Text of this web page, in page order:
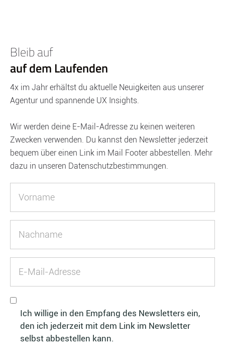
Bleib auf
auf dem Laufenden
4x im Jahr erhältst du aktuelle Neuigkeiten aus unserer
Agentur und spannende UX Insights.
Wir werden deine E-Mail-Adresse zu keinen weiteren
Zwecken verwenden. Du kannst den Newsletter jederzeit
bequem über einen Link im Mail Footer abbestellen. Mehr
dazu in unseren Datenschutzbestimmungen.
Ich willige in den Empfang des Newsletters ein,
den ich jederzeit mit dem Link im Newsletter
selbst abbestellen kann.